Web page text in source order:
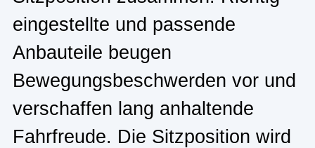
eingestellte und passende
Anbauteile beugen
Bewegungsbeschwerden vor und
verschaffen lang anhaltende
Fahrfreude. Die Sitzposition wird